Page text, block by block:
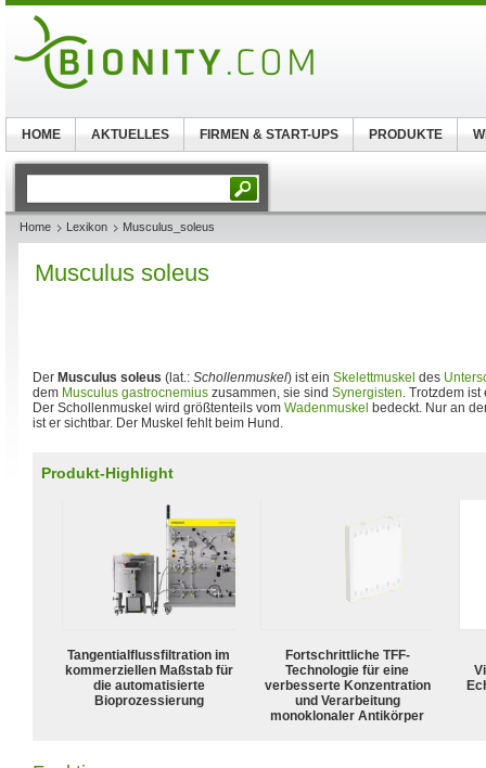
Home Lexikon Musculus_soleus
Musculus soleus
Der Musculus soleus (lat.: Schollenmuskel) ist ein Skelettmuskel des
dem Musculus gastrocnemius zusammen, sie sind Synergisten. Trotzdem
Der Schollenmuskel wird größtenteils vom Wadenmuskel bedeckt. Nur an
ist er sichtbar. Der Muskel fehlt beim Hund.
Produkt-Highlight
Tangentialflussfiltration im
kommerziellen Maßstab für
die automatisierte
Bioprozessierung
Fortschrittliche TFF-
Technologie für eine
verbesserte Konzentration
und Verarbeitung
monoklonaler Antikörper
HOME AKTUELLES FIRMEN & START-UPS PRODUKTE